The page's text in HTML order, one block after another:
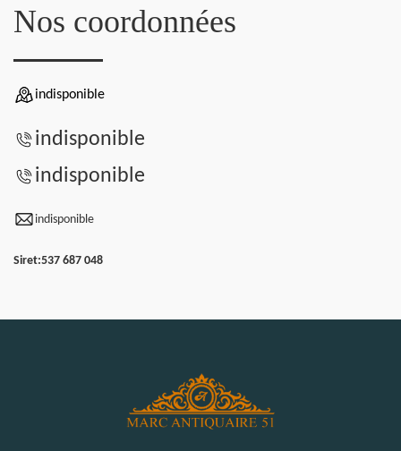
Nos coordonnées
indisponible
indisponible
indisponible
indisponible
Siret:537 687 048